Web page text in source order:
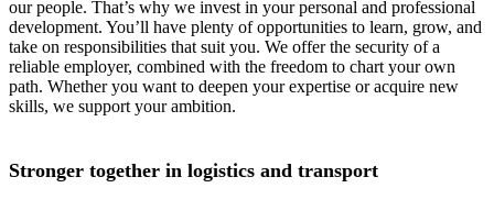
our people. That’s why we invest in your personal and professional
development. You’ll have plenty of opportunities to learn, grow, and
take on responsibilities that suit you. We offer the security of a
reliable employer, combined with the freedom to chart your own
path. Whether you want to deepen your expertise or acquire new
skills, we support your ambition.
Stronger together in logistics and transport